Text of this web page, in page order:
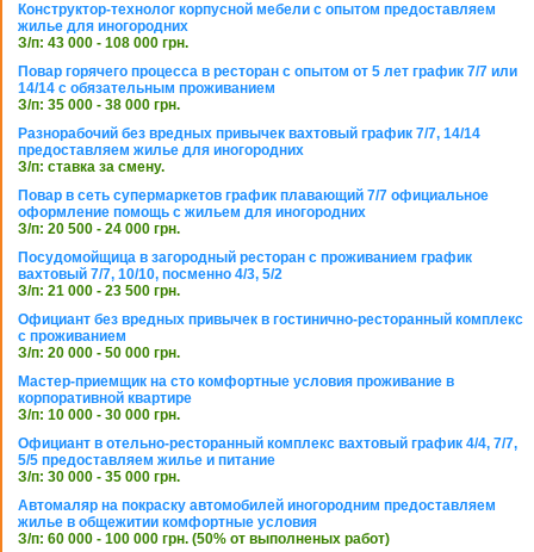
Конструктор-технолог корпусной мебели с опытом предоставляем
жилье для иногородних
З/п: 43 000 - 108 000 грн.
Повар горячего процесса в ресторан с опытом от 5 лет график 7/7 или
14/14 с обязательным проживанием
З/п: 35 000 - 38 000 грн.
Разнорабочий без вредных привычек вахтовый график 7/7, 14/14
предоставляем жилье для иногородних
З/п: ставка за смену.
Повар в сеть супермаркетов график плавающий 7/7 официальное
оформление помощь с жильем для иногородних
З/п: 20 500 - 24 000 грн.
Посудомойщица в загородный ресторан с проживанием график
вахтовый 7/7, 10/10, посменно 4/3, 5/2
З/п: 21 000 - 23 500 грн.
Официант без вредных привычек в гостинично-ресторанный комплекс
с проживанием
З/п: 20 000 - 50 000 грн.
Мастер-приемщик на сто комфортные условия проживание в
корпоративной квартире
З/п: 10 000 - 30 000 грн.
Официант в отельно-ресторанный комплекс вахтовый график 4/4, 7/7,
5/5 предоставляем жилье и питание
З/п: 30 000 - 35 000 грн.
Автомаляр на покраску автомобилей иногородним предоставляем
жилье в общежитии комфортные условия
З/п: 60 000 - 100 000 грн. (50% от выполненых работ)